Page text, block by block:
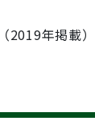
（2019年掲載）